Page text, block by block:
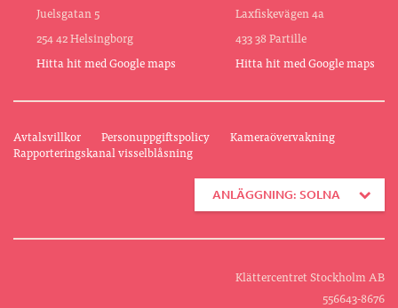
Juelsgatan 5
254 42 Helsingborg
Hitta hit med Google maps
Laxfiskevägen 4a
433 38 Partille
Hitta hit med Google maps
Avtalsvillkor Personuppgiftspolicy
Kameraövervakning
Rapporteringskanal visselblåsning
ANLÄGGNING: SOLNA
Klättercentret Stockholm AB
556643-8676